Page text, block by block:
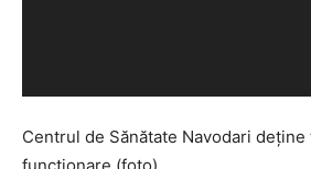
Centrul de Sănătate Navodari